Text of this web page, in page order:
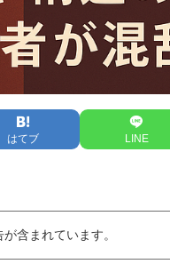
はてブ LINE
含まれています。